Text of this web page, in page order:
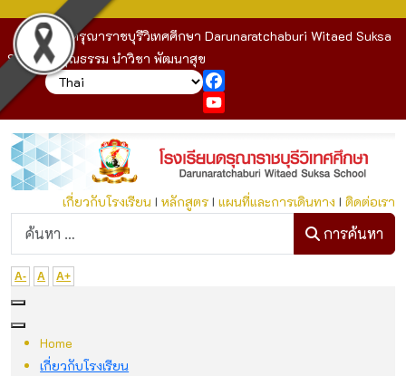
โรงเรียนดรุณาราชบุรีวิเทศศึกษา Darunaratchaburi Witaed Suksa
School : คุณธรรม นำวิชา พัฒนาสุข
YouTube
เกี่ยวกับโรงเรียนI หลักสูตรI แผนที่และการเดินทาง I ติดต่อเรา
ก
การค้นหา
A- A A+
Home
เกี่ยวกับโรงเรียน